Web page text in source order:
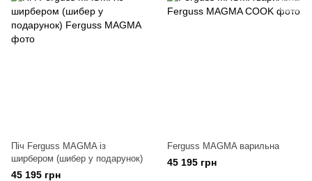
Піч Ferguss MAGMA із
ширбером (шибер у подарунок)
45 195 грн
Ferguss MAGMA варильна
45 195 грн